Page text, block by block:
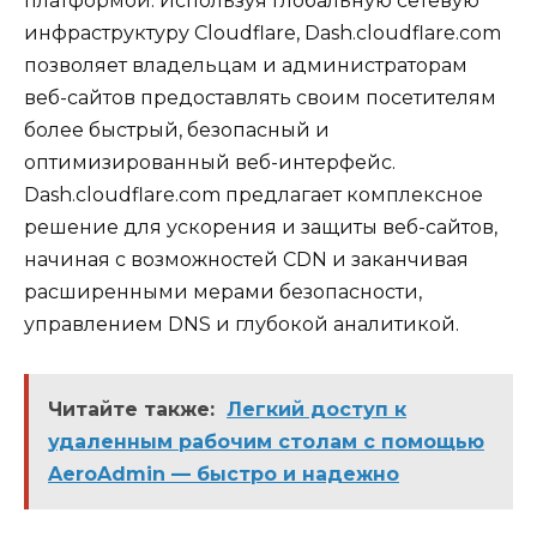
инфраструктуру Cloudflare, Dash.cloudflare.com
позволяет владельцам и администраторам
веб-сайтов предоставлять своим посетителям
более быстрый, безопасный и
оптимизированный веб-интерфейс.
Dash.cloudflare.com предлагает комплексное
решение для ускорения и защиты веб-сайтов,
начиная с возможностей CDN и заканчивая
расширенными мерами безопасности,
управлением DNS и глубокой аналитикой.
Читайте также: Легкий доступ к
удаленным рабочим столам с помощью
AeroAdmin — быстро и надежно